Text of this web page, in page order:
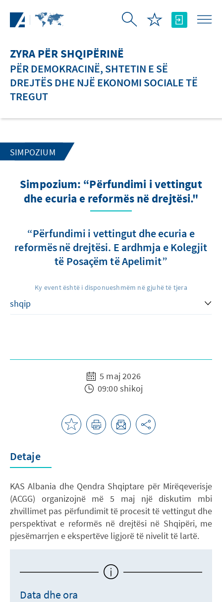
ZYRA PËR SHQIPËRINË
PËR DEMOKRACINË, SHTETIN E SË
DREJTËS DHE NJË EKONOMI SOCIALE TË
TREGUT
SIMPOZIUM
Simpozium: “Përfundimi i vettingut
dhe ecuria e reformës në drejtësi."
“Përfundimi i vettingut dhe ecuria e
reformës në drejtësi. E ardhmja e Kolegjit
të Posaçëm të Apelimit”
Ky event është i disponueshmëm në gjuhë të tjera
5 maj 2026
09:00 shikoj
Detaje
KAS Albania dhe Qendra Shqiptare për Mirëqeverisje
(ACGG) organizojnë më 5 maj një diskutim mbi
zhvillimet pas përfundimit të procesit të vettingut dhe
perspektivat e reformës në drejtësi në Shqipëri, me
pjesëmarrjen e ekspertëve ligjorë të nivelit të lartë.
Data dhe ora